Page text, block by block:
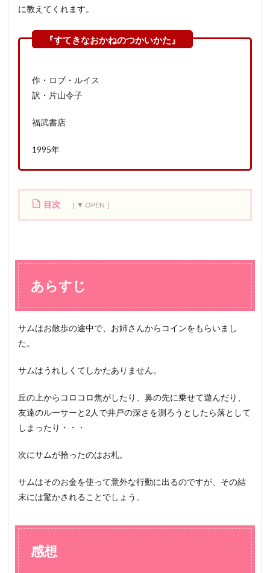
に教えてくれます。
作・ロブ・ルイス
訳・片山令子
福武書店
1995年
目次
す
2
想
あらすじ
サムはお散歩の途中で、お姉さんからコインをもらいまし
た。
サムはうれしくてしかたありません。
丘の上からコロコロ焦がしたり、鼻の先に乗せて遊んだり、
友達のルーサーと2人で井戸の深さを測ろうとしたら落として
しまったり・・・
次にサムが拾ったのはお札。
サムはそのお金を使って意外な行動に出るのですが、その結
末には驚かされることでしょう。
感想